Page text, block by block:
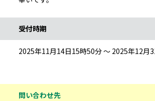
受付時期
2025年11月14日15時50分 ～ 2025年12月
問い合わせ先